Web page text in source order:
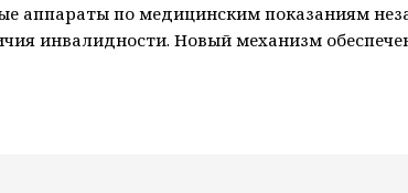
аппараты по медицинским показаниям
инвалидности. Новый механизм